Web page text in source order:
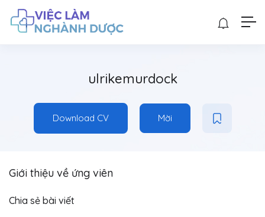
ulrikemurdock
Download CV Mời
Giới thiệu về ứng viên
Chia sẻ bài viết